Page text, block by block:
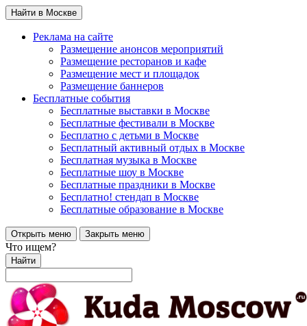
Найти в Москве
Реклама на сайте
Размещение анонсов мероприятий
Размещение ресторанов и кафе
Размещение мест и площадок
Размещение баннеров
Бесплатные события
Бесплатные выставки в Москве
Бесплатные фестивали в Москве
Бесплатно с детьми в Москве
Бесплатный активный отдых в Москве
Бесплатная музыка в Москве
Бесплатные шоу в Москве
Бесплатные праздники в Москве
Бесплатно! стендап в Москве
Бесплатные образование в Москве
Открыть меню Закрыть меню
Что ищем?
Найти